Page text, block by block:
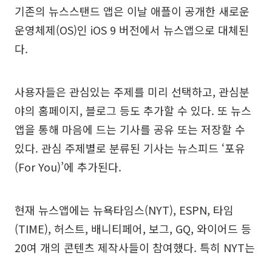
기존의 뉴스스탠드 앱은 이날 애플이 공개한 새로운
운영체제(OS)인 iOS 9 버전에서 뉴스앱으로 대체된
다.
사용자들은 관심있는 주제를 미리 선택하고, 관심분
야의 홈페이지, 블로그 등도 추가할 수 있다. 또 뉴스
앱을 통해 마음에 드는 기사를 공유 또는 저장할 수
있다. 관심 주제별로 분류된 기사는 뉴스피드 ‘포유
(For You)’에 추가된다.
현재 뉴스앱에는 뉴욕타임스(NYT), ESPN, 타임
(TIME), 허스트, 배니티페어, 보그, GQ, 와이어드 등
20여 개의 콘텐츠 제작사들이 참여했다. 특히 NYT는